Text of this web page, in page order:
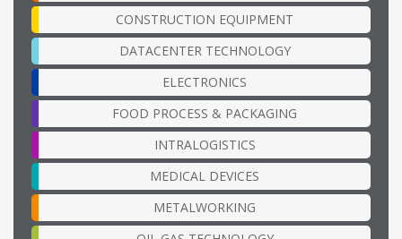
CONSTRUCTION EQUIPMENT
DATACENTER TECHNOLOGY
ELECTRONICS
FOOD PROCESS & PACKAGING
INTRALOGISTICS
MEDICAL DEVICES
METALWORKING